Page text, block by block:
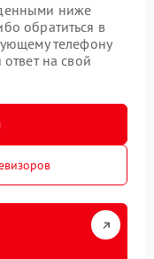
ниже
обратиться в
телефону
на свой